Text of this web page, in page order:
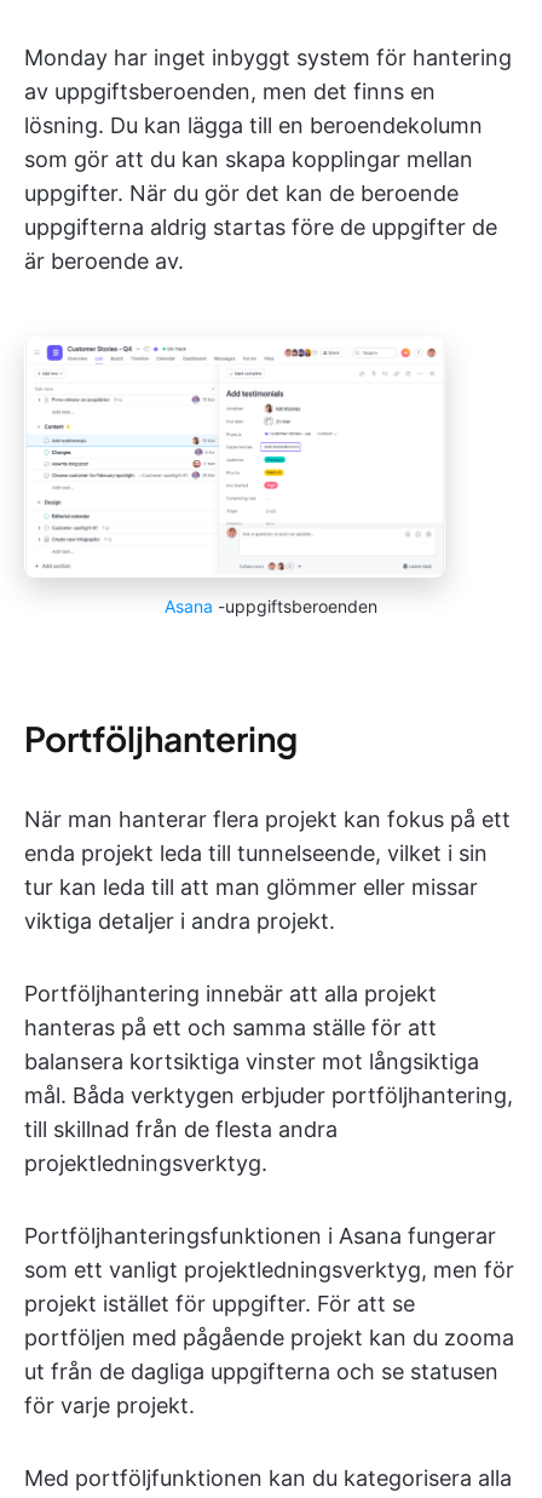
Monday har inget inbyggt system för hantering
av uppgiftsberoenden, men det finns en
lösning. Du kan lägga till en beroendekolumn
som gör att du kan skapa kopplingar mellan
uppgifter. När du gör det kan de beroende
uppgifterna aldrig startas före de uppgifter de
är beroende av.
Asana -uppgiftsberoenden
Portföljhantering
När man hanterar flera projekt kan fokus på ett
enda projekt leda till tunnelseende, vilket i sin
tur kan leda till att man glömmer eller missar
viktiga detaljer i andra projekt.
Portföljhantering innebär att alla projekt
hanteras på ett och samma ställe för att
balansera kortsiktiga vinster mot långsiktiga
mål. Båda verktygen erbjuder portföljhantering,
till skillnad från de flesta andra
projektledningsverktyg.
Portföljhanteringsfunktionen i Asana fungerar
som ett vanligt projektledningsverktyg, men för
projekt istället för uppgifter. För att se
portföljen med pågående projekt kan du zooma
ut från de dagliga uppgifterna och se statusen
för varje projekt.
Med portföljfunktionen kan du kategorisera alla